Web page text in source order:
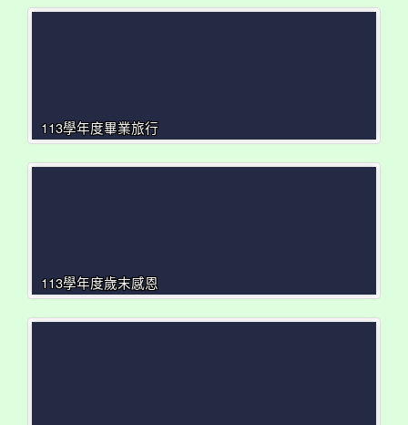
113學年度畢業旅行
113學年度歲末感恩